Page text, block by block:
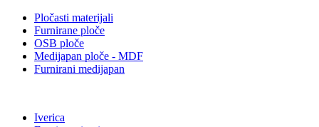
Pločasti materijali
Furnirane ploče
OSB ploče
Medijapan ploče - MDF
Furnirani medijapan
Iverica